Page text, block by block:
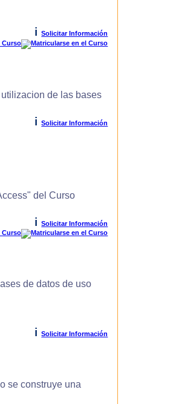
i
Solicitar Información
de las bases
i Solicitar Información
del Curso
i
Solicitar Información
de datos de uso
i Solicitar Información
se construye una